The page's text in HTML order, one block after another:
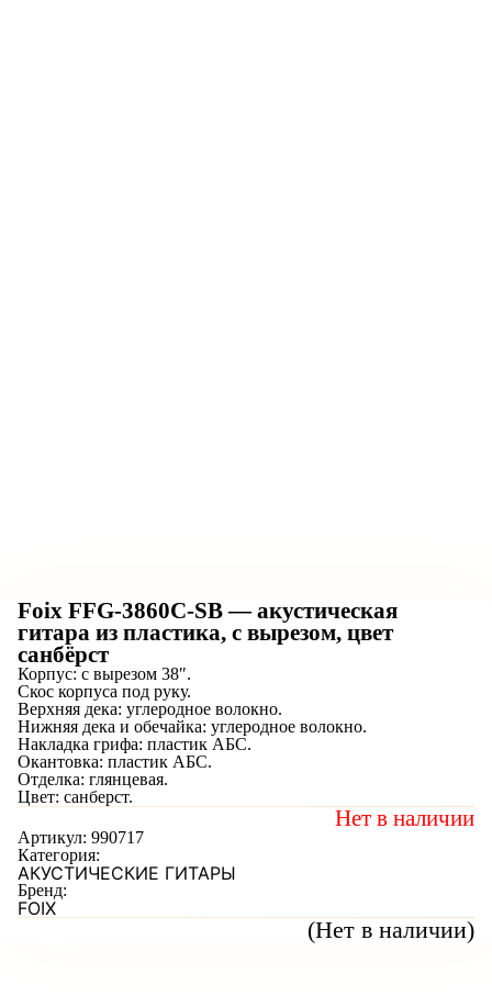
Foix FFG-3860C-SB — акустическая
гитара из пластика, с вырезом, цвет
санбёрст
(Нет в наличии)
Корпус: с вырезом 38″.
Скос корпуса под руку.
Верхняя дека: углеродное волокно.
Нижняя дека и обечайка: углеродное волокно.
Накладка грифа: пластик АБС.
Окантовка: пластик АБС.
Отделка: глянцевая.
Цвет: санберст.
Нет в наличии
Артикул: 990717
Категория:
АКУСТИЧЕСКИЕ ГИТАРЫ
Бренд:
FOIX